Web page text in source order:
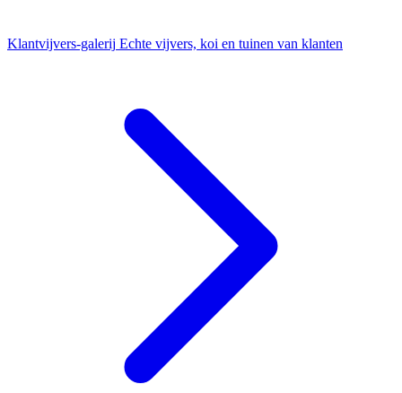
Klantvijvers-galerij Echte vijvers, koi en tuinen van klanten